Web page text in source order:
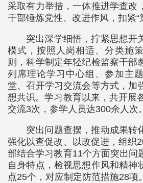
采取有力举措，一体推进学查改
干部锤炼党性、改进作风，扣紧“
突出深学细悟，拧紧思想开
模式，按照人岗相适、分类施
则，科学制定年轻纪检监察干部
列席理论学习中心组、参加主
堂、召开学习交流会等方式，加
想共识。学习教育以来，共开展
交流3次，参学人员达300余人次。
突出问题查摆，推动成果转
强化以查促改、以改促进，组织
部结合学习教育11个方面突出问
自身特点，检视思想作风和精神
点25个，对应制定防范措施28项